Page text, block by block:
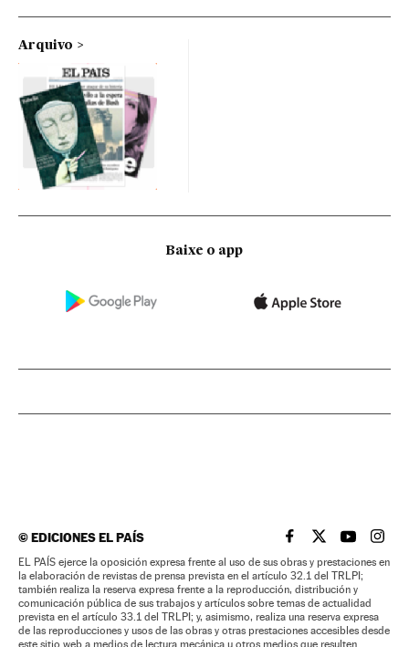
Arquivo
Baixe o app
©EDICIONES EL PAÍS EL PAÍS BRASIL EN
EL PAÍSEL PAÍS
EL
EL PAÍS ejerce la oposición expresa frente al uso de sus obras y prestaciones en
la elaboración de revistas de prensa prevista en el artículo 32.1 del TRLPI;
también realiza la reserva expresa frente a la reproducción, distribución y
comunicación pública de sus trabajos y artículos sobre temas de actualidad
prevista en el artículo 33.1 del TRLPI; y, asimismo, realiza una reserva expresa
de las reproducciones y usos de las obras y otras prestaciones accesibles desde
este sitio web a medios de lectura mecánica u otros medios que resulten